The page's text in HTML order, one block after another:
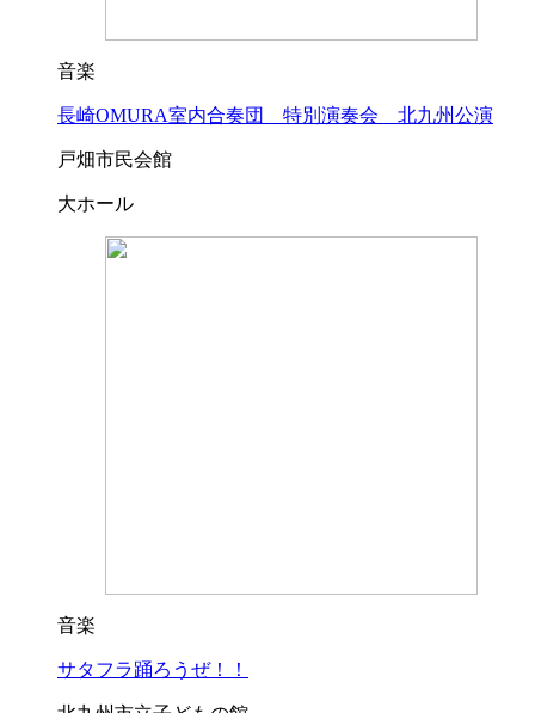
音楽
長崎OMURA室内合奏団 特別演奏会 北九州公演
戸畑市民会館
大ホール
音楽
サタフラ踊ろうぜ！！